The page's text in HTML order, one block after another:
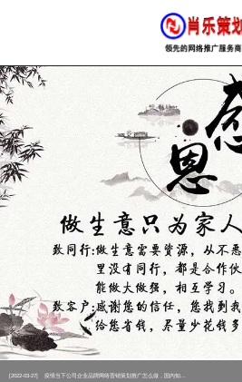
[2022-05-29] 实体门店如何做网络推广吸引客户，实体店网络营销技巧...
[2022-05-04] 污水处理设备厂家产品如何做网络推广（污水处理项目网...
[2022-03-27] 疫情当下公司企业品牌网络营销策划推广怎么做，国内知...